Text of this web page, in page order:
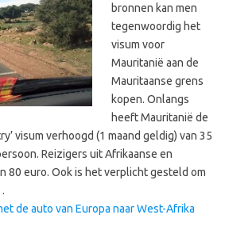
bronnen kan men
tegenwoordig het
visum voor
Mauritanië aan de
Mauritaanse grens
kopen. Onlangs
heeft Mauritanië de
visum verhoogd (1 maand geldig) van 35
Reizigers uit Afrikaanse en
80 euro. Ook is het verplicht gesteld om
de auto van Europa naar West-Afrika